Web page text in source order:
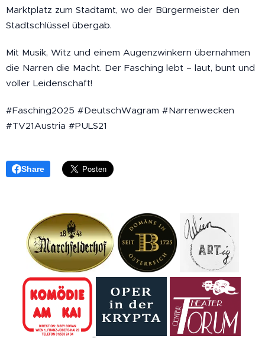
Marktplatz zum Stadtamt, wo der Bürgermeister den
Stadtschlüssel übergab.
Mit Musik, Witz und einem Augenzwinkern übernahmen
die Narren die Macht. Der Fasching lebt – laut, bunt und
voller Leidenschaft! 💃🎺
#Fasching2025 #DeutschWagram #Narrenwecken
#TV21Austria #PULS21
Share